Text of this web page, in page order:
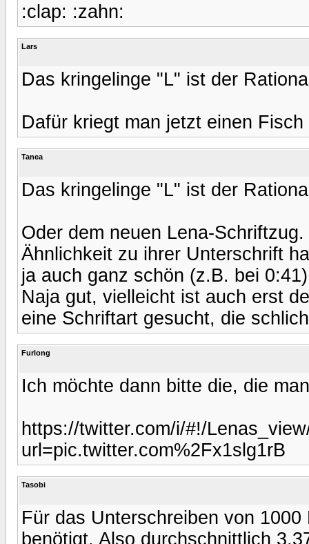
:clap: :zahn:
Lars
Das kringelinge "L" ist der
Dafür kriegt man jetzt einen
Tanea
Das kringelinge "L" ist der
Oder dem neuen Lena-
Ähnlichkeit zu ihrer Unterschrift
ja auch ganz schön (z.B. bei
Naja gut, vielleicht ist auch erst
eine Schriftart gesucht, die
Furlong
Ich möchte dann bitte die, die
https://twitter.com/i/#!/
url=pic.twitter.com%2Fx1slg1rB
Tasobi
Für das Unterschreiben von
benötigt. Also durchschnittlich